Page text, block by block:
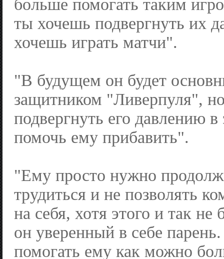
больше помогать таким
ты хочешь подвергнуть их
хочешь играть матчи".
"В будущем он будет
защитником "Ливерпуля",
подвергнуть его давлению в
помочь ему прибавить".
"Ему просто нужно
трудиться и не позволять
на себя, хотя этого и так не
он уверенный в себе
помогать ему как можно